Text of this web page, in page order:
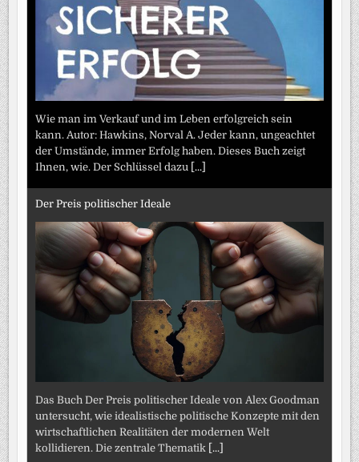
Wie man im Verkauf und im Leben erfolgreich sein
kann. Autor: Hawkins, Norval A. Jeder kann, ungeachtet
der Umstände, immer Erfolg haben. Dieses Buch zeigt
Ihnen, wie. Der Schlüssel dazu [...]
Der Preis politischer Ideale
Das Buch Der Preis politischer Ideale von Alex Goodman
untersucht, wie idealistische politische Konzepte mit den
wirtschaftlichen Realitäten der modernen Welt
kollidieren. Die zentrale Thematik [...]